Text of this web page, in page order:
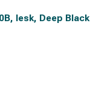
lesk, Deep Black